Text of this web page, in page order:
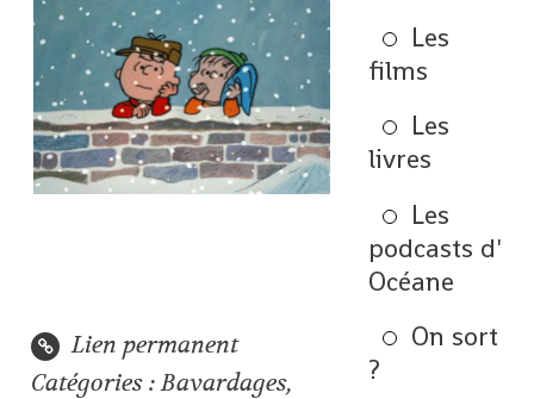
Lien permanent
Catégories :Bavardages,
Les
films
Les
livres
Les
podcasts d'
Océane
On sort
?